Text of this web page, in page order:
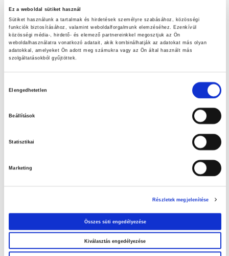
Ez a weboldal sütiket használ
Sütiket használunk a tartalmak és hirdetések személyre szabásához, közösségi
funkciók biztosításához, valamint weboldalforgalmunk elemzéséhez. Ezenkívül
közösségi média-, hirdető- és elemező partnereinkkel megosztjuk az Ön
weboldalhasználatra vonatkozó adatait, akik kombinálhatják az adatokat más olyan
adatokkal, amelyeket Ön adott meg számukra vagy az Ön által használt más
szolgáltatásokból gyűjtöttek.
Elengedhetetlen
Beállítások
Statisztikai
Marketing
Részletek megjelenítése
Összes süti engedélyezése
Kiválasztás engedélyezése
Szuperinfós ajánlataink!
LET’S DOIT ajánlataink
Nézd meg aktuális ajánlatainkat!
fontossága
Húsvéti tojáskeresés